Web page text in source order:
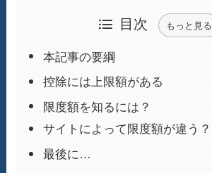
目次 もっと見る
本記事の要綱
控除には上限額がある
限度額を知るには？
サイトによって限度額が違う？
最後に…